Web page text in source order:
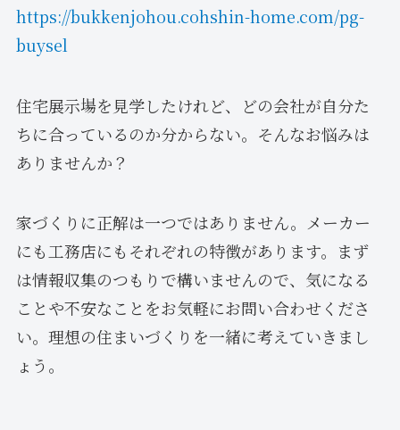
https://bukkenjohou.cohshin-home.com/pg-
buysel
住宅展示場を見学したけれど、どの会社が自分た
ちに合っているのか分からない。そんなお悩みは
ありませんか？
家づくりに正解は一つではありません。メーカー
にも工務店にもそれぞれの特徴があります。まず
は情報収集のつもりで構いませんので、気になる
ことや不安なことをお気軽にお問い合わせくださ
い。理想の住まいづくりを一緒に考えていきまし
ょう。